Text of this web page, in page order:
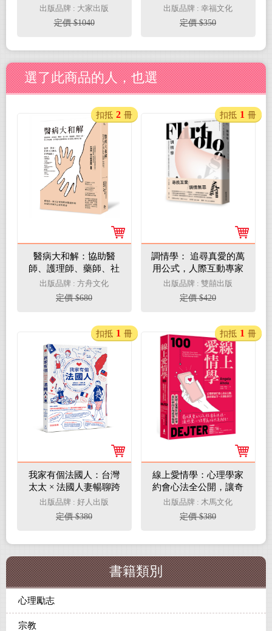
出版品牌 : 大家出版
定價 $1040
傷，生活就是懂得擁抱
傷口再緩慢前行，這樣
就很幸福了
出版品牌 : 幸福文化
定價 $350
選了此商品的人，也選
醫病大和解：協助醫
師、護理師、藥師、社
工師、醫檢師、醫院行
政、病人和家屬一起學
習同理關懷與自我保護
出版品牌 : 方舟文化
定價 $680
扣抵 2 冊
調情學： 追尋真愛的萬
用公式，人際互動專家
讓你面對自我，走進關
係
出版品牌 : 雙囍出版
定價 $420
扣抵 1 冊
我家有個法國人：台灣
太太 × 法國人妻暢聊跨
文化婚姻大小事
出版品牌 : 好人出版
定價 $380
扣抵 1 冊
線上愛情學：心理學家
約會心法全公開，讓奇
蹟從下一次滑動發生！
出版品牌 : 木馬文化
定價 $380
扣抵 1 冊
書籍類別
心理勵志
宗教